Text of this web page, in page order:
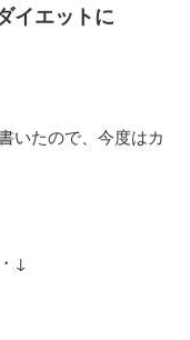
イエットに
いたので、今度はカ
↓